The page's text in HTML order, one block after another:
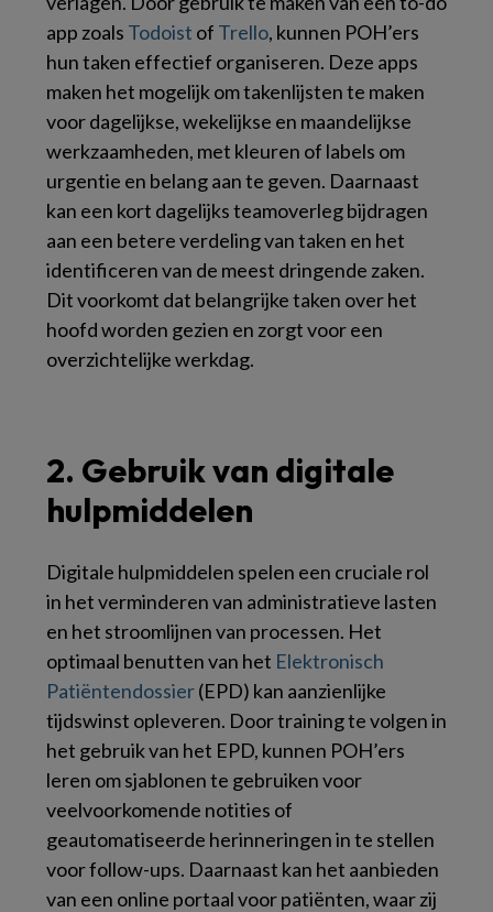
app zoals Todoist of Trello, kunnen POH’ers
hun taken effectief organiseren. Deze apps
maken het mogelijk om takenlijsten te maken
voor dagelijkse, wekelijkse en maandelijkse
werkzaamheden, met kleuren of labels om
urgentie en belang aan te geven. Daarnaast
kan een kort dagelijks teamoverleg bijdragen
aan een betere verdeling van taken en het
identificeren van de meest dringende zaken.
Dit voorkomt dat belangrijke taken over het
hoofd worden gezien en zorgt voor een
overzichtelijke werkdag.
2. Gebruik van digitale
hulpmiddelen
Digitale hulpmiddelen spelen een cruciale rol
in het verminderen van administratieve lasten
en het stroomlijnen van processen. Het
optimaal benutten van het Elektronisch
Patiëntendossier(EPD) kan aanzienlijke
tijdswinst opleveren. Door training te volgen in
het gebruik van het EPD, kunnen POH’ers
leren om sjablonen te gebruiken voor
veelvoorkomende notities of
geautomatiseerde herinneringen in te stellen
voor follow-ups. Daarnaast kan het aanbieden
van een online portaal voor patiënten, waar zij